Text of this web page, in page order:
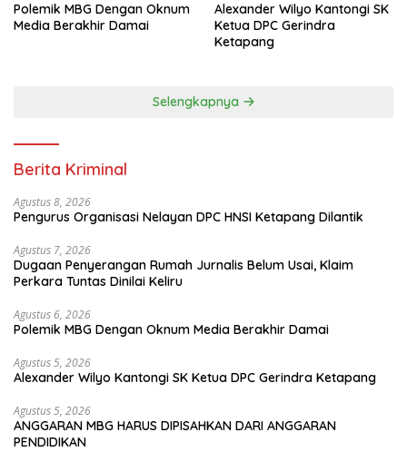
Polemik MBG Dengan Oknum
Media Berakhir Damai
Alexander Wilyo Kantongi SK
Ketua DPC Gerindra
Ketapang
Selengkapnya
Berita Kriminal
Agustus 8, 2026
Pengurus Organisasi Nelayan DPC HNSI Ketapang Dilantik
Agustus 7, 2026
Dugaan Penyerangan Rumah Jurnalis Belum Usai, Klaim
Perkara Tuntas Dinilai Keliru
Agustus 6, 2026
Polemik MBG Dengan Oknum Media Berakhir Damai
Agustus 5, 2026
Alexander Wilyo Kantongi SK Ketua DPC Gerindra Ketapang
Agustus 5, 2026
ANGGARAN MBG HARUS DIPISAHKAN DARI ANGGARAN
PENDIDIKAN